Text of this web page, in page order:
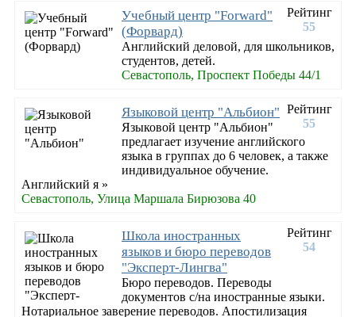
Рейтинг
55
Учебный центр "Forward"
(Форвард)
Английский деловой, для школьников,
студентов, детей.
Севастополь, Проспект Победы 44/1
Рейтинг
55
Языковой центр "Альбион"
Языковой центр "Альбион"
предлагает изучение английского
языка в группах до 6 человек, а также
индивидуальное обучение.
Английский я »
Севастополь, Улица Маршала Бирюзова 40
Рейтинг
54
Школа иностранных
языков и бюро переводов
"Эксперт-Лингва"
Бюро переводов. Переводы
документов с/на иностранные языки.
Нотариальное заверение переводов. Апостилизация